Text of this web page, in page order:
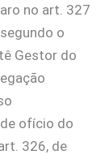
no art. 327
o
Gestor do
ofício do
326, de